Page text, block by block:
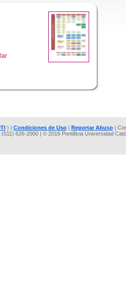
) | Condiciones de Uso| Reportar Abuso|
626-2000 | © 2016 Pontificia Universidad